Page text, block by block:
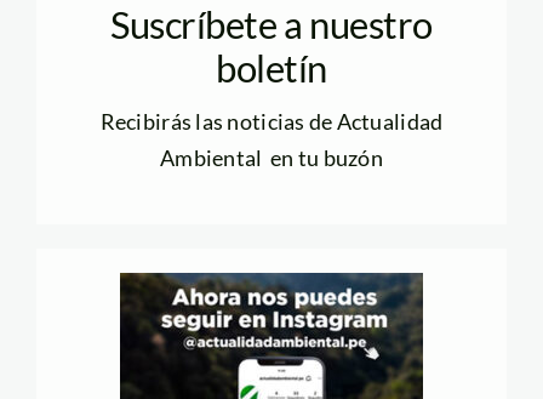
Suscríbete a nuestro
boletín
Recibirás las noticias de Actualidad
Ambiental en tu buzón